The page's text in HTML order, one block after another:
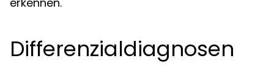
Differenzialdiagnosen